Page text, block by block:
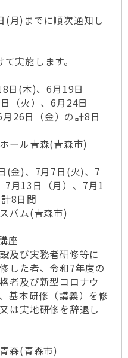
(月)までに順次通知し
実施します。
日(木)、6月19日
（火）、6月24日
月26日（金）の計8日
ール青森(青森市)
(金)、7月7日(火)、7
月13日（月）、7月1
8日間
パム(青森市)
座
及び実務者研修等に
した者、令和7年度の
者及び新型コロナウ
基本研修（講義）を修
は実地研修を辞退し
森(青森市)